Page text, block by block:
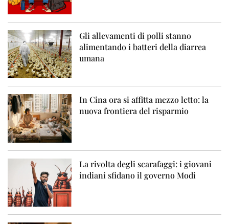
Gli allevamenti di polli stanno
alimentando i batteri della diarrea
umana
In Cina ora si affitta mezzo letto: la
nuova frontiera del risparmio
La rivolta degli scarafaggi: i giovani
indiani sfidano il governo Modi